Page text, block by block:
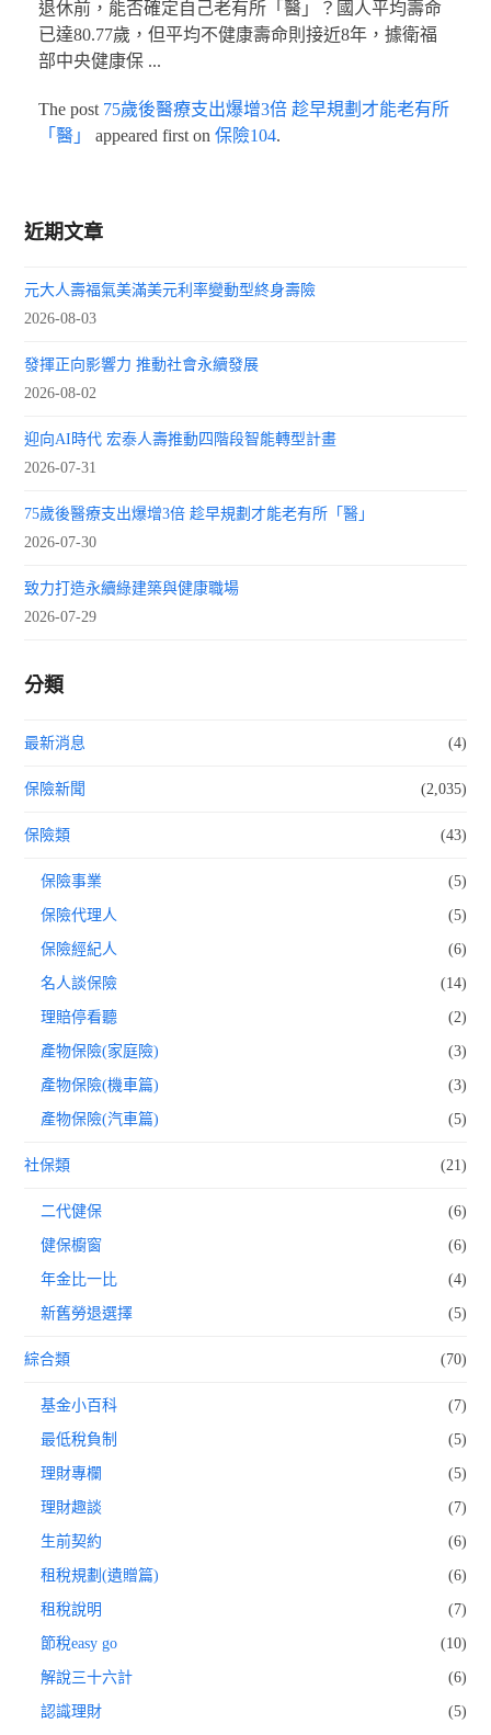
退休前，能否確定自己老有所「醫」？國人平均壽命
已達80.77歲，但平均不健康壽命則接近8年，據衛福
部中央健康保 ...
The post 75歲後醫療支出爆增3倍 趁早規劃才能老有所
「醫」
appeared first on 保險104.
近期文章
元大人壽福氣美滿美元利率變動型終身壽險
2026-08-03
發揮正向影響力 推動社會永續發展
2026-08-02
迎向AI時代 宏泰人壽推動四階段智能轉型計畫
2026-07-31
75歲後醫療支出爆增3倍 趁早規劃才能老有所「醫」
2026-07-30
致力打造永續綠建築與健康職場
2026-07-29
分類
最新消息 (4)
保險新聞 (2,035)
保險類 (43)
保險事業 (5)
保險代理人 (5)
保險經紀人 (6)
名人談保險 (14)
理賠停看聽 (2)
產物保險(家庭險) (3)
產物保險(機車篇) (3)
產物保險(汽車篇) (5)
社保類 (21)
二代健保 (6)
健保櫥窗 (6)
年金比一比 (4)
新舊勞退選擇 (5)
綜合類 (70)
基金小百科 (7)
最低稅負制 (5)
理財專欄 (5)
理財趣談 (7)
生前契約 (6)
租稅規劃(遺贈篇) (6)
租稅說明 (7)
節稅easy go (10)
解說三十六計 (6)
認識理財 (5)